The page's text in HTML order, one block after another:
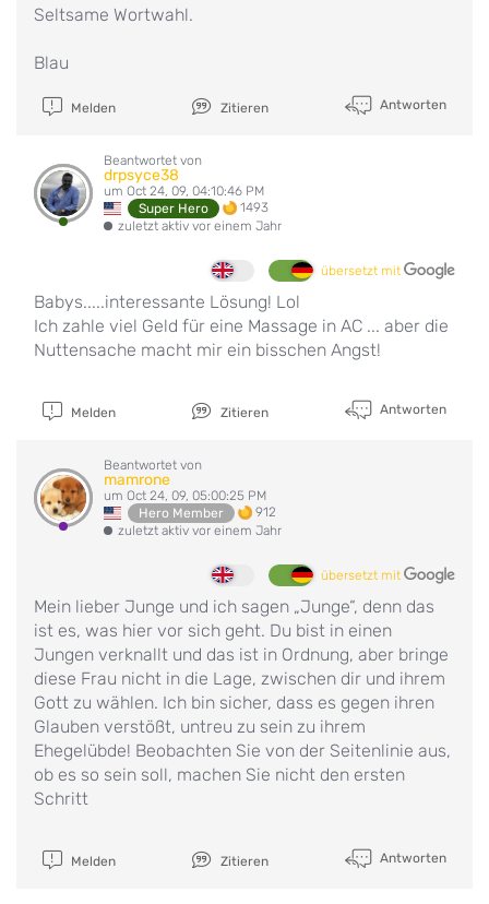
Seltsame Wortwahl.
Blau
Melden Zitieren Antworten
Beantwortet von
drpsyce38
um Oct 24, 09, 04:10:46 PM
Super Hero
1493
zuletzt aktiv vor einem Jahr
übersetzt mit
Babys.....interessante Lösung! Lol
Ich zahle viel Geld für eine Massage in AC ... aber die
Nuttensache macht mir ein bisschen Angst!
Melden Zitieren Antworten
Beantwortet von
mamrone
um Oct 24, 09, 05:00:25 PM
Hero Member
912
zuletzt aktiv vor einem Jahr
übersetzt mit
Mein lieber Junge und ich sagen „Junge“, denn das
ist es, was hier vor sich geht. Du bist in einen
Jungen verknallt und das ist in Ordnung, aber bringe
diese Frau nicht in die Lage, zwischen dir und ihrem
Gott zu wählen. Ich bin sicher, dass es gegen ihren
Glauben verstößt, untreu zu sein zu ihrem
Ehegelübde! Beobachten Sie von der Seitenlinie aus,
ob es so sein soll, machen Sie nicht den ersten
Schritt
Melden Zitieren Antworten